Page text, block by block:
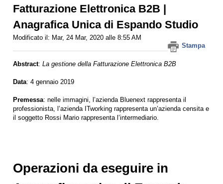
Fatturazione Elettronica B2B |
Anagrafica Unica di Espando Studio
Stampa
Modificato il: Mar, 24 Mar, 2020 alle 8:55 AM
Abstract: La gestione della Fatturazione Elettronica B2B
Data: 4 gennaio 2019
Premessa: nelle immagini, l’azienda Bluenext rappresenta il
professionista, l’azienda ITworking rappresenta un’azienda censita e
il soggetto Rossi Mario rappresenta l’intermediario.
Operazioni da eseguire in